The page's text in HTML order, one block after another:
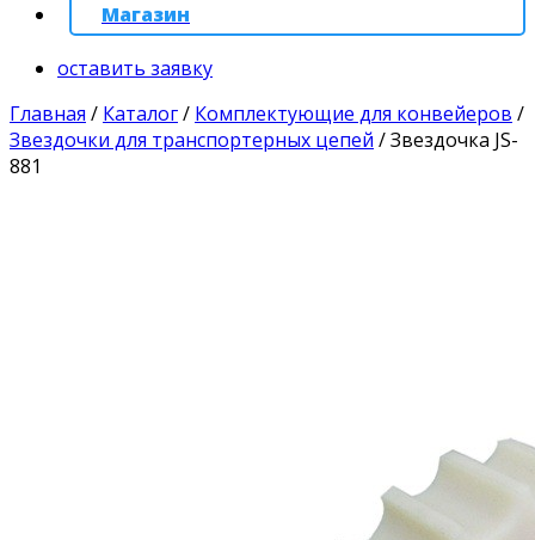
Магазин
оставить заявку
Главная / Каталог/ Комплектующие для конвейеров /
Звездочки для транспортерных цепей /Звездочка JS-
881